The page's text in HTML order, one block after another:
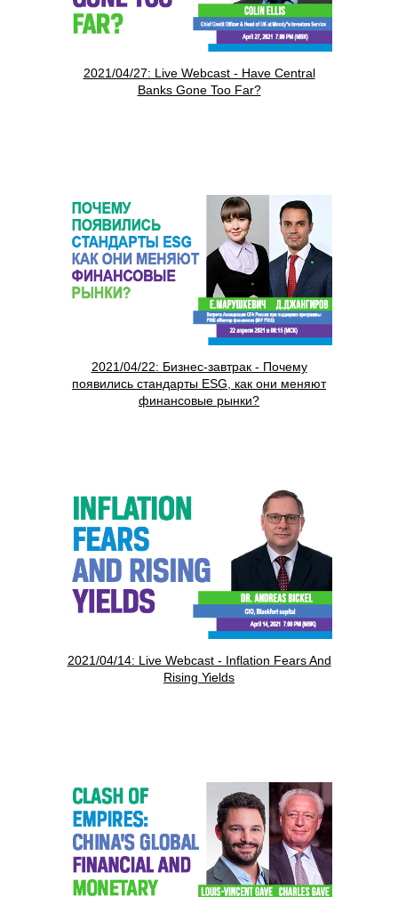
2021/04/27: Live Webcast - Have Central
Banks Gone Too Far?
2021/04/22: Бизнес-завтрак - Почему
появились стандарты ESG, как они меняют
финансовые рынки?
2021/04/14: Live Webcast - Inflation Fears And
Rising Yields